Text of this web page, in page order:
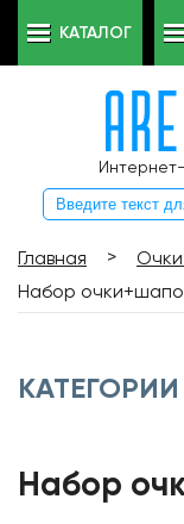
КАТАЛОГ
Главная > Очки
Набор
КАТЕГОРИИ
Набор